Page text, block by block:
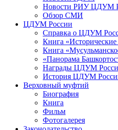
Новости РИУ ЦДУМ
Обзор СМИ
ЦДУМ России
Справка о ЦДУМ
Книга «Исторические
Книга
«Панорама
Награды ЦДУМ
История ЦДУМ
Верховный муфтий
Биография
Книга
Фильм
Фотогалерея